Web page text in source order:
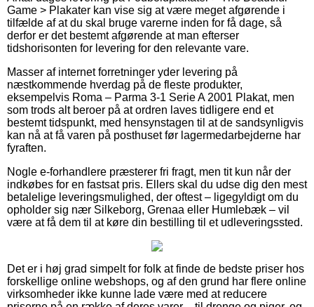
Game > Plakater kan vise sig at være meget afgørende i
tilfælde af at du skal bruge varerne inden for få dage, så
derfor er det bestemt afgørende at man efterser
tidshorisonten for levering for den relevante vare.
Masser af internet forretninger yder levering på
næstkommende hverdag på de fleste produkter,
eksempelvis Roma – Parma 3-1 Serie A 2001 Plakat, men
som trods alt beroer på at ordren laves tidligere end et
bestemt tidspunkt, med hensynstagen til at de sandsynligvis
kan nå at få varen på posthuset før lagermedarbejderne har
fyraften.
Nogle e-forhandlere præsterer fri fragt, men tit kun når der
indkøbes for en fastsat pris. Ellers skal du udse dig den mest
betalelige leveringsmulighed, der oftest – ligegyldigt om du
opholder sig nær Silkeborg, Grenaa eller Humlebæk – vil
være at få dem til at køre din bestilling til et udleveringssted.
Det er i høj grad simpelt for folk at finde de bedste priser hos
forskellige online webshops, og af den grund har flere online
virksomheder ikke kunne lade være med at reducere